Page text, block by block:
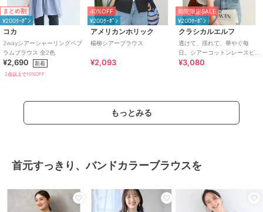
まとめ割
¥200ｸｰﾎﾟﾝ
コカ
2wayシアーシャーリングペプ
ラムブラウス 全2色
¥2,690 新着
2点以上で10%OFF
40%OFF
¥200ｸｰﾎﾟﾝ
アメリカンホリック
楊柳シアーブラウス
¥2,093
期間限定SALE
¥200ｸｰﾎﾟﾝ
クラシカルエルフ
透けて、揺れて、華やぐ毎
日。シアーコットンレースピ
ンタック袖パフブラウス
¥3,080
もっとみる
首元すっきり、バンドカラーブラウスを